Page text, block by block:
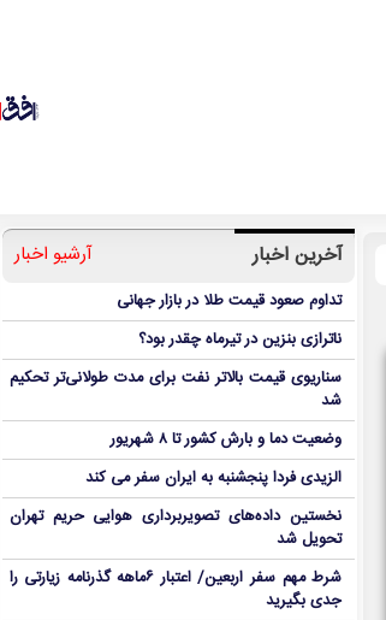
آخرین اخبار آرشیو اخبار
تداوم صعود قیمت طلا در بازار جهانی
ناترازی بنزین در تیرماه چقدر بود؟
سناریوی قیمت بالاتر نفت برای مدت طولانی‌تر تحکیم
شد
وضعیت دما و بارش کشور تا ۸ شهریور
الزیدی فردا پنجشنبه به ایران سفر می کند
نخستین داده‌های تصویربرداری هوایی حریم تهران
تحویل شد
شرط مهم سفر اربعین/ اعتبار ۶ماهه گذرنامه زیارتی را
جدی بگیرید